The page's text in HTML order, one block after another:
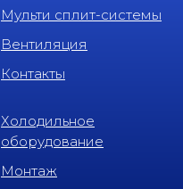
Мульти сплит-системы
Вентиляция
Контакты
Холодильное
оборудование
Монтаж